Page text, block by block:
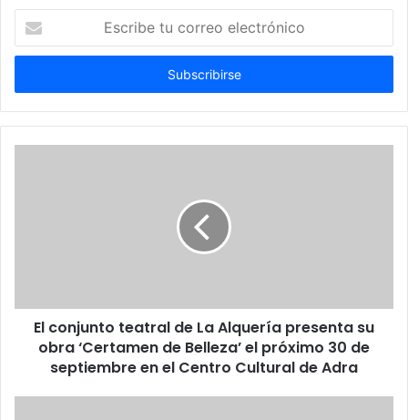
correo
El conjunto teatral de La Alquería presenta su
obra ‘Certamen de Belleza’ el próximo 30 de
septiembre en el Centro Cultural de Adra